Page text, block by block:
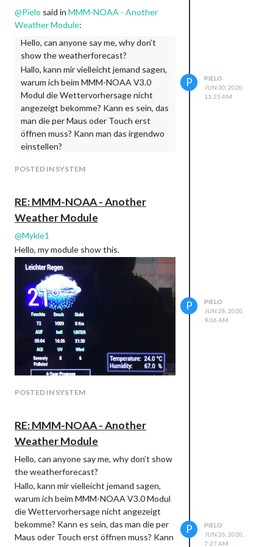
		{
			module: "calendar",
			position: "top_left",
			config: {
				calendars: [
					{
						url: "https://calendar.google.com/calendar/ical/????????????????????????/basic.ics"
					}
				]
			}
		},
		{
			position: "lower_third"
			module: 'MMM-NOAA3',
			position: 'right',
   			config: {
       				provider: "weatherbit", // From list above
       				apiKey: "b7b???????????????",        // From one of the providers listed above
				airKey: "",
       				css: "NOAA3",                   // THIS MUST CONTAIN A CSS STYLE NAME
       				userlon: "11.4333"  //MUST HAVE BOTH
			}
		{
			module: "newsfeed",
			position: "bottom_bar",
			config: {
				feeds: [
					{
					}
				],
				showSourceTitle: true,
				showPublishDate: true,
				broadcastNewsFeeds: true,
				broadcastNewsUpdates: true
			}
		},
{
          		module: "MMM-Fuel",
           		config: {
@Pielo said in MMM-NOAA - Another
Weather Module:
Hello, can anyone say me, why don’t
show the weatherforecast?
Hallo, kann mir vielleicht jemand sagen,
warum ich beim MMM-NOAA V3.0
Modul die Wettervorhersage nicht
angezeigt bekomme? Kann es sein, das
man die per Maus oder Touch erst
öffnen muss? Kann man das irgendwo
einstellen?
{
   			config: {
       				provider: "openweather", // From list above
				airKey: "",
       				css: "NOAA3",                   // THIS MUST CONTAIN A CSS STYLE NAME
       				userlon: "11.4333"  //MUST HAVE BOTH
			}
lg Pielo
Mykle1
Thanks for answare, look at this post
please. Thank you very much.
POSTED IN SYSTEM
P
PIELO
JUN 30, 2020,
11:25 AM
RE: MMM-NOAA - Another
Weather Module
@Mykle1
Hello, my module show this.
POSTED IN SYSTEM
P
PIELO
JUN 28, 2020,
9:06 AM
RE: MMM-NOAA - Another
Weather Module
Hello, can anyone say me, why don’t show
the weatherforecast?
Hallo, kann mir vielleicht jemand sagen,
warum ich beim MMM-NOAA V3.0 Modul
die Wettervorhersage nicht angezeigt
bekomme? Kann es sein, das man die per
Maus oder Touch erst öffnen muss? Kann
P
PIELO
JUN 26, 2020,
7:27 AM